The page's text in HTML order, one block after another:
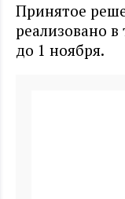
Принятое
реализовано в
до 1 ноября.